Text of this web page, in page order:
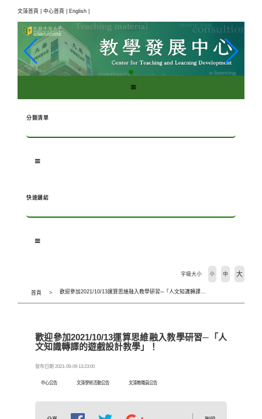
文藻首頁 | 中心首頁 | English |
分類清單
快速鏈結
首頁 歡迎參加2021/10/13運算思維融入教學研習─「人文知識轉譯的遊戲設計教學」！
字級大小 小 中 大
歡迎參加2021/10/13運算思維融入教學研習─「人
文知識轉譯的遊戲設計教學」！
發布日期 2021-09-09 13:23:00
中心公告 文藻學術活動公告 文藻教職員公告